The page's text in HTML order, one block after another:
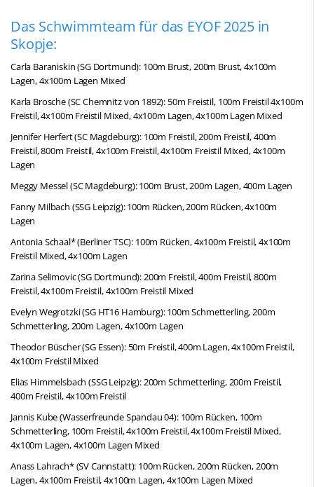
Das Schwimmteam für das EYOF 2025 in
Skopje:
Carla Baraniskin (SG Dortmund): 100m Brust, 200m Brust, 4x100m
Lagen, 4x100m Lagen Mixed
Karla Brosche (SC Chemnitz von 1892): 50m Freistil, 100m Freistil 4x100m
Freistil, 4x100m Freistil Mixed, 4x100m Lagen, 4x100m Lagen Mixed
Jennifer Herfert (SC Magdeburg): 100m Freistil, 200m Freistil, 400m
Freistil, 800m Freistil, 4x100m Freistil, 4x100m Freistil Mixed, 4x100m
Lagen
Meggy Messel (SC Magdeburg): 100m Brust, 200m Lagen, 400m Lagen
Fanny Milbach (SSG Leipzig): 100m Rücken, 200m Rücken, 4x100m
Lagen
Antonia Schaal* (Berliner TSC): 100m Rücken, 4x100m Freistil, 4x100m
Freistil Mixed, 4x100m Lagen
Zarina Selimovic (SG Dortmund): 200m Freistil, 400m Freistil, 800m
Freistil, 4x100m Freistil, 4x100m Freistil Mixed
Evelyn Wegrotzki (SG HT16 Hamburg): 100m Schmetterling, 200m
Schmetterling, 200m Lagen, 4x100m Lagen
Theodor Büscher (SG Essen): 50m Freistil, 400m Lagen, 4x100m Freistil,
4x100m Freistil Mixed
Elias Himmelsbach (SSG Leipzig): 200m Schmetterling, 200m Freistil,
400m Freistil, 4x100m Freistil
Jannis Kube (Wasserfreunde Spandau 04): 100m Rücken, 100m
Schmetterling, 100m Freistil, 4x100m Freistil, 4x100m Freistil Mixed,
4x100m Lagen, 4x100m Lagen Mixed
Anass Lahrach* (SV Cannstatt): 100m Rücken, 200m Rücken, 200m
Lagen, 4x100m Freistil, 4x100m Lagen, 4x100m Lagen Mixed